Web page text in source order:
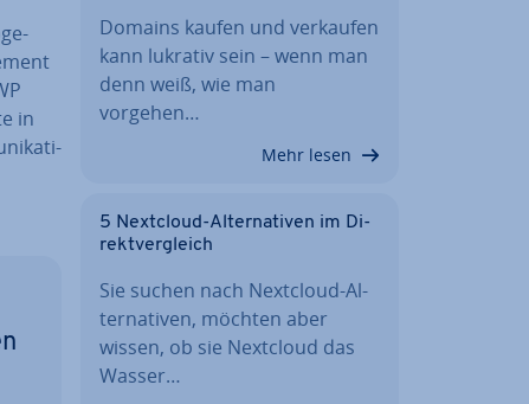
in
Domains kaufen und verkaufen
kann lukrativ sein – wenn man
denn weiß, wie man
vorgehen…
Mehr lesen
5 Nextcloud-Al­ter­na­ti­ven im Di­
rekt­ver­gleich
Sie suchen nach Nextcloud-Al­
ter­na­ti­ven, möchten aber
wissen, ob sie Nextcloud das
Wasser…